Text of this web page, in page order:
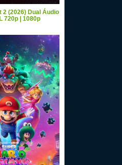
2 (2026) Dual Áudio
720p | 1080p